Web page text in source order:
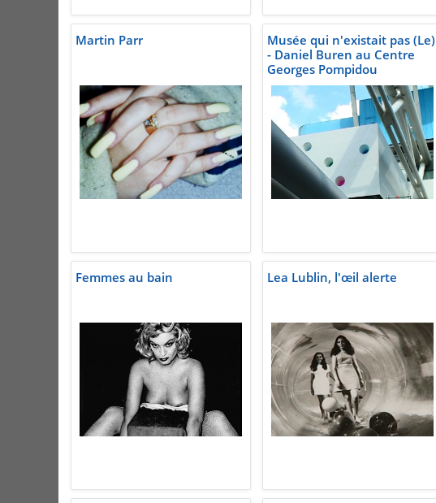
Martin Parr
Musée qui n'existait pas (Le)
- Daniel Buren au Centre
Georges Pompidou
Femmes au bain Lea Lublin, l'œil alerte